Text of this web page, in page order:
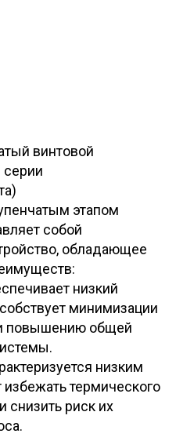
винтовой
этапом
собой
обладающее
низкий
минимизации
и повышению общей
низким
избежать термического
снизить риск их